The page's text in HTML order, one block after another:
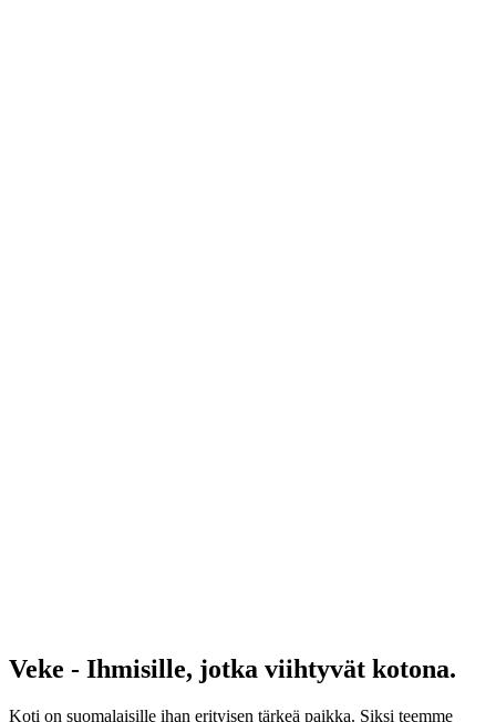
Veke - Ihmisille, jotka viihtyvät kotona.
Koti on suomalaisille ihan erityisen tärkeä paikka. Siksi teemme